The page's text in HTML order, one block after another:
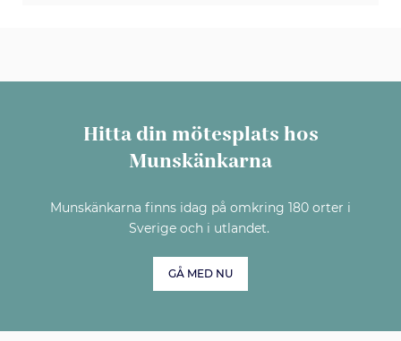
Hitta din mötesplats hos
Munskänkarna
Munskänkarna finns idag på omkring 180 orter i
Sverige och i utlandet.
GÅ MED NU